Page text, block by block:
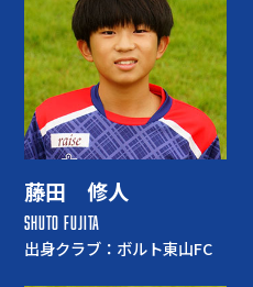
藤田 修人
SHUTO FUJITA
出身クラブ：ボルト東山FC